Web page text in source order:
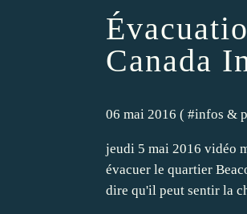
Canada
06 mai 2016 ( #infos &
jeudi 5 mai 2016 vidéo
évacuer le quartier
dire qu'il peut sentir la